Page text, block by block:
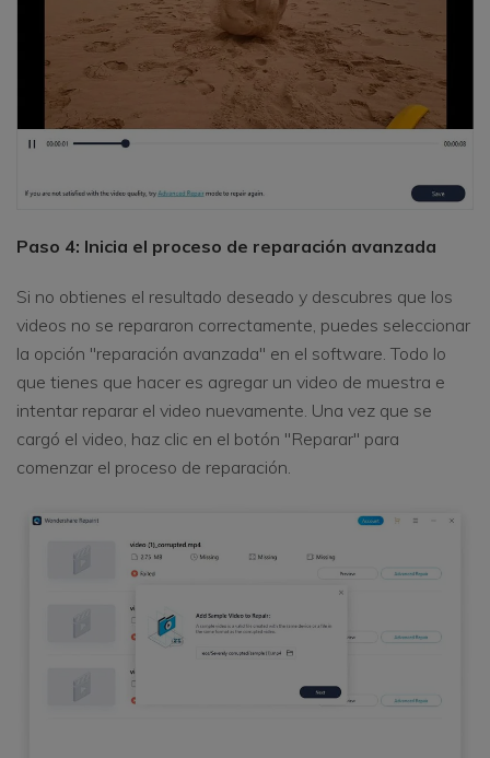
Paso 4: Inicia el proceso de reparación avanzada
Si no obtienes el resultado deseado y descubres que los
videos no se repararon correctamente, puedes seleccionar
la opción "reparación avanzada" en el software. Todo lo
que tienes que hacer es agregar un video de muestra e
intentar reparar el video nuevamente. Una vez que se
cargó el video, haz clic en el botón "Reparar" para
comenzar el proceso de reparación.